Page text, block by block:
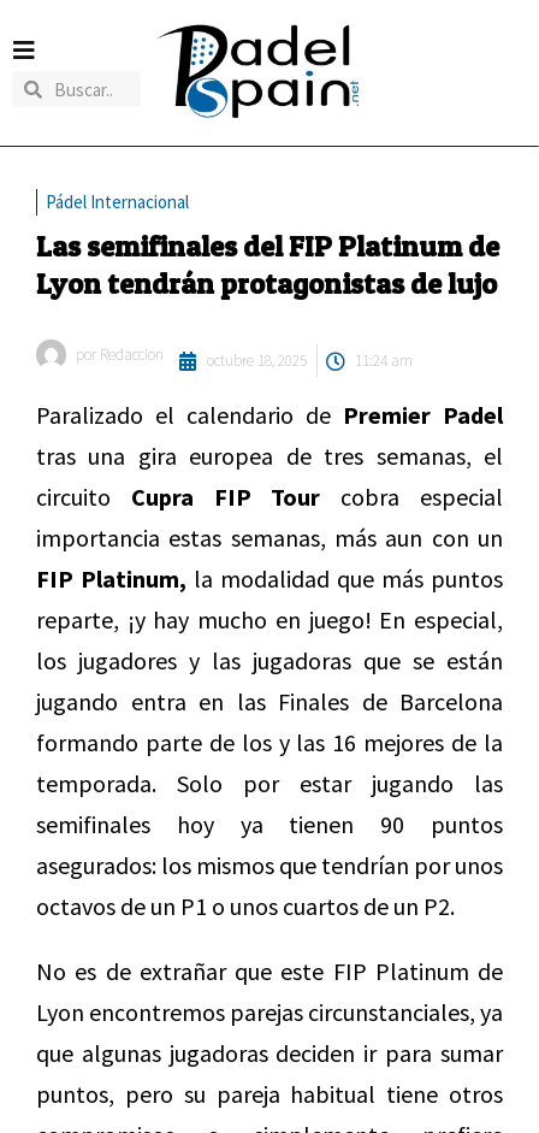
Pádel Internacional
Las semifinales del FIP Platinum de
Lyon tendrán protagonistas de lujo
por Redaccion octubre 18, 2025 11:24 am
Paralizado el calendario de Premier Padel
tras una gira europea de tres semanas, el
circuito Cupra FIP Tour cobra especial
importancia estas semanas, más aun con un
FIP Platinum, la modalidad que más puntos
reparte, ¡y hay mucho en juego! En especial,
los jugadores y las jugadoras que se están
jugando entra en las Finales de Barcelona
formando parte de los y las 16 mejores de la
temporada. Solo por estar jugando las
semifinales hoy ya tienen 90 puntos
asegurados: los mismos que tendrían por unos
octavos de un P1 o unos cuartos de un P2.
No es de extrañar que este FIP Platinum de
Lyon encontremos parejas circunstanciales, ya
que algunas jugadoras deciden ir para sumar
puntos, pero su pareja habitual tiene otros